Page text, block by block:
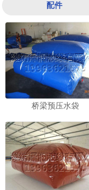
配件
桥梁预压水袋